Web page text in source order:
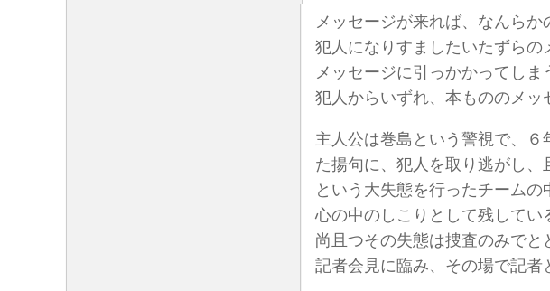
メッセージが来れば、なんらか
犯人になりすましたいたずら
メッセージに引っかかってし
犯人からいずれ、本もののメッ
主人公は巻島という警視で、
た揚句に、犯人を取り逃がし、
という大失態を行ったチーム
心の中のしこりとして残してい
尚且つその失態は捜査のみで
記者会見に臨み、その場で記者